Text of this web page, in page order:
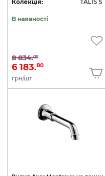
Колекція: TALIS S
В наявності
8 834.00
6 183.80
грн/шт